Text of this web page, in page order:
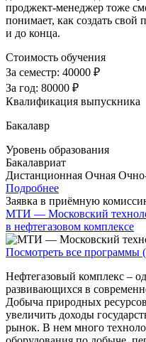
проджект-менеджер тоже
понимает, как создать свой
и до конца.
Стоимость обучения
За семестр: 40000 ₽
За год: 80000 ₽
Квалификация выпускника
Бакалавр
Уровень образования
Бакалавриат
Дистанционная Очная
Подробнее
Заявка в приёмную
МТИ — Московский
в нефтегазовом комплексе
Посмотреть все программы
Нефтегазовый комплекс –
развивающихся в
Добыча природных
увеличить доходы
рынок. В нем много